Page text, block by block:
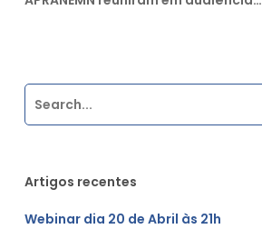
Artigos recentes
Webinar dia 20 de Abril às 21h